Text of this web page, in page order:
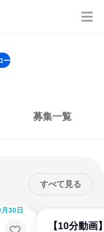
ー
募集一覧
すべて見る
30日
【10分動